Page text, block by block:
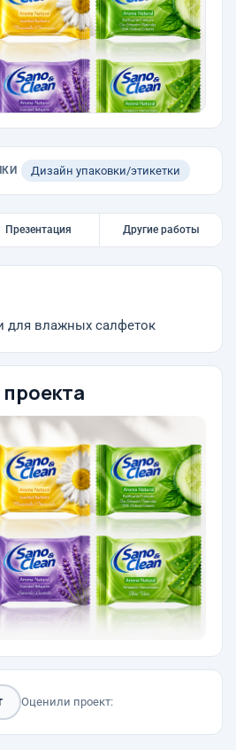
Дизайн упаковки/этикетки
Презентация Другие работы
для влажных салфеток
Оценили проект: